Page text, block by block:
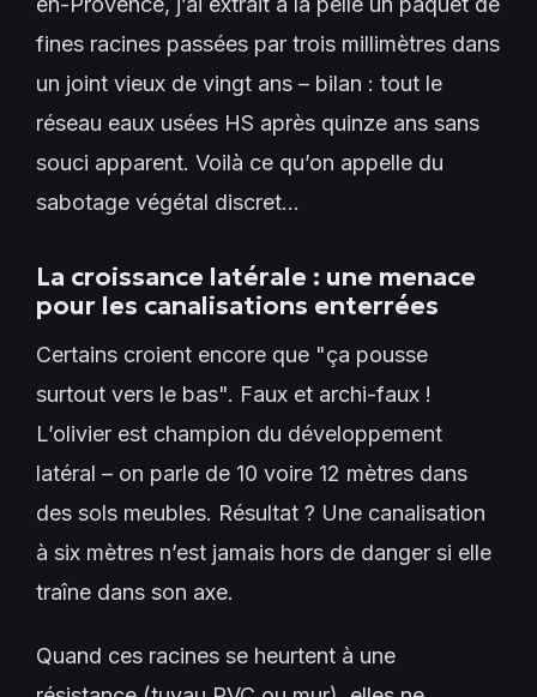
fines racines passées par trois millimètres dans
un joint vieux de vingt ans – bilan : tout le
réseau eaux usées HS après quinze ans sans
souci apparent. Voilà ce qu’on appelle du
sabotage végétal discret...
La croissance latérale : une menace
pour les canalisations enterrées
Certains croient encore que "ça pousse
surtout vers le bas". Faux et archi-faux !
L’olivier est champion du développement
latéral – on parle de 10 voire 12 mètres dans
des sols meubles. Résultat ? Une canalisation
à six mètres n’est jamais hors de danger si elle
traîne dans son axe.
Quand ces racines se heurtent à une